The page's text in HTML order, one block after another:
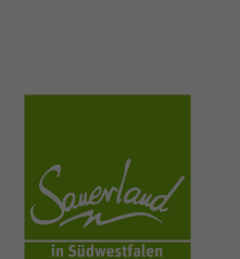
sauerland.co
m